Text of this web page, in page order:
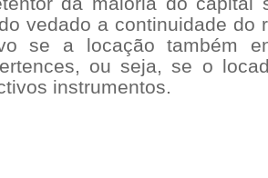
vedado a continuidade do
se a locação também
ou seja, se o
instrumentos.